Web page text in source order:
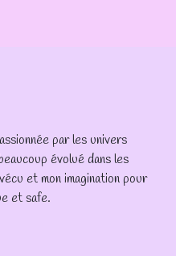
par les univers
évolué dans les
et mon imagination pour
et safe.